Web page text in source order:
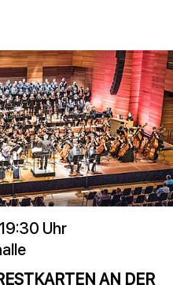
Uhr
AN DER